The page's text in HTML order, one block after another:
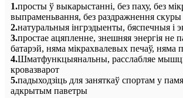
1.просты ў выкарыстанні, без паху, без
выпраменьвання, без раздражнення скуры
2.натуральныя інгрэдыенты, бяспечныя і
3.простае ацяпленне, знешняя энергія не
батарэй, няма мікрахвалевых печаў, няма
4.Шматфункцыянальны, расслабляе
кровазварот
5.падыходзіць для заняткаў спортам у
адкрытым паветры